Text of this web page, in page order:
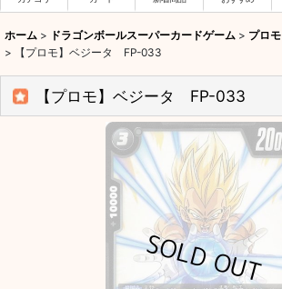
ホーム > ドラゴンボールスーパーカードゲーム > プロモ
>
【プロモ】ベジータ FP-033
【プロモ】ベジータ FP-033